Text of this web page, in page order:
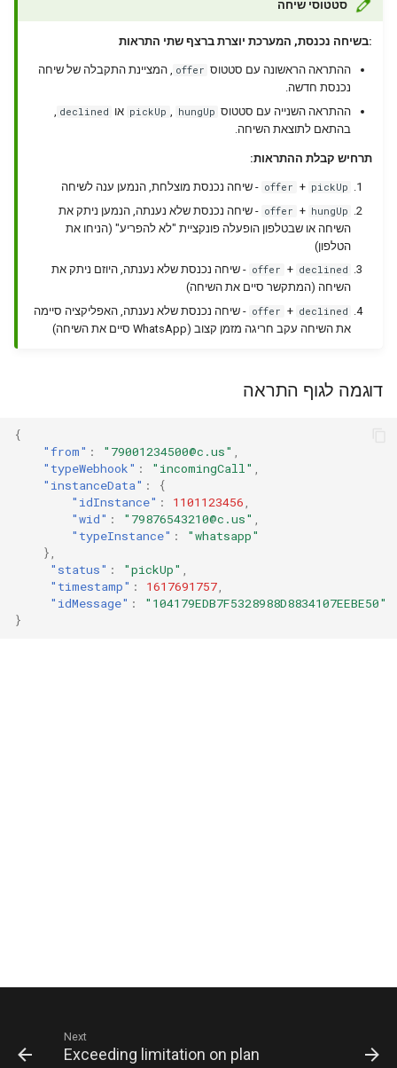
סטטוסי שיחה
:בשיחה נכנסת, המערכת יוצרת ברצף שתי התראות
ההתראה הראשונה עם סטטוס offer , המציינת התקבלה של שיחה
נכנסת חדשה.
ההתראה השנייה עם סטטוס
pickUp hungUp או declined
בהתאם לתוצאת השיחה.
תרחיש קבלת ההתראות:
offer + pickUp - שיחה נכנסת מוצלחת, הנמען ענה לשיחה
offer + hungUp
- שיחה נכנסת שלא נענתה, הנמען ניתק את
השיחה או שבטלפון הופעלה פונקציית "לא להפריע" (הניחו את
הטלפון)
offer + declined
- שיחה נכנסת שלא נענתה, היוזם ניתק את
השיחה (המתקשר סיים את השיחה)
offer + declined
- שיחה נכנסת שלא נענתה, האפליקציה סיימה
את השיחה עקב חריגה מזמן קצוב (WhatsApp סיים את השיחה)
דוגמה לגוף התראה
{
"from" : "79001234500@c.us" ,
"typeWebhook" : "incomingCall" ,
"instanceData" :
{
"idInstance" : 1101123456,
"wid" : "79876543210@c.us" ,
"typeInstance" :
"whatsapp"
},
"status" : "pickUp" ,
"timestamp" : 1617691757,
"idMessage" :
"104179EDB7F5328988D8834107EEBE50"
}
Next
Exceeding limitation on plan